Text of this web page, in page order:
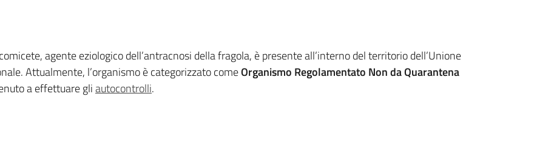
agente eziologico dell’antracnosi della fragola, è presente all’interno del territorio dell’Unione
Attualmente, l’organismo è categorizzato comeOrganismo Regolamentato Non da Quarantena
a effettuare gliautocontrolli.